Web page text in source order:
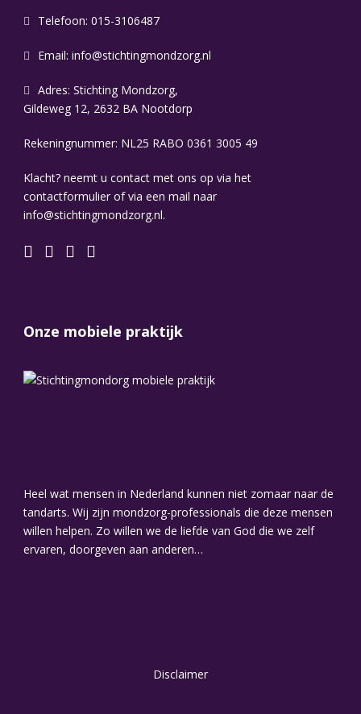
Telefoon: 015-3106487
Email: info@stichtingmondzorg.nl
Adres: Stichting Mondzorg,
Gildeweg 12, 2632 BA Nootdorp
Rekeningnummer: NL25 RABO 0361 3005 49
Klacht? neemt u contact met ons op via het
contactformulier of via een mail naar
info@stichtingmondzorg.nl.
Onze mobiele praktijk
Heel wat mensen in Nederland kunnen niet zomaar naar de
tandarts. Wij zijn mondzorg-professionals die deze mensen
willen helpen. Zo willen we de liefde van God die we zelf
ervaren, doorgeven aan anderen…
Disclaimer